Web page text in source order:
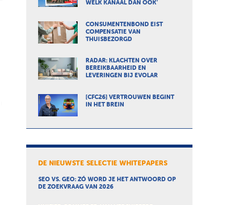
WELK KANAAL DAN OOK’
CONSUMENTENBOND EIST
COMPENSATIE VAN
THUISBEZORGD
RADAR: KLACHTEN OVER
BEREIKBAARHEID EN
LEVERINGEN BIJ EVOLAR
[CFC26] VERTROUWEN BEGINT
IN HET BREIN
DE NIEUWSTE SELECTIE WHITEPAPERS
SEO VS. GEO: ZÓ WORD JE HET ANTWOORD OP
DE ZOEKVRAAG VAN 2026